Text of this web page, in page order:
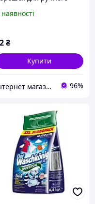
Морський
₴
Купити
Інтернет магазин "Гарно та вигідно" 96%